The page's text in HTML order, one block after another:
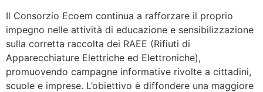
Il Consorzio Ecoem continua a rafforzare il proprio
impegno nelle attività di educazione e sensibilizzazione
sulla corretta raccolta dei RAEE (Rifiuti di
Apparecchiature Elettriche ed Elettroniche),
promuovendo campagne informative rivolte a cittadini,
scuole e imprese. L’obiettivo è diffondere una maggiore